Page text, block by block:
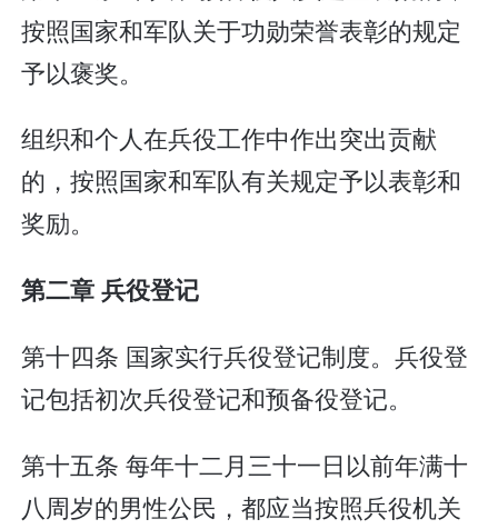
按照国家和军队关于功勋荣誉表彰的规定
予以褒奖。
组织和个人在兵役工作中作出突出贡献
的，按照国家和军队有关规定予以表彰和
奖励。
第二章 兵役登记
第十四条 国家实行兵役登记制度。兵役登
记包括初次兵役登记和预备役登记。
第十五条 每年十二月三十一日以前年满十
八周岁的男性公民，都应当按照兵役机关